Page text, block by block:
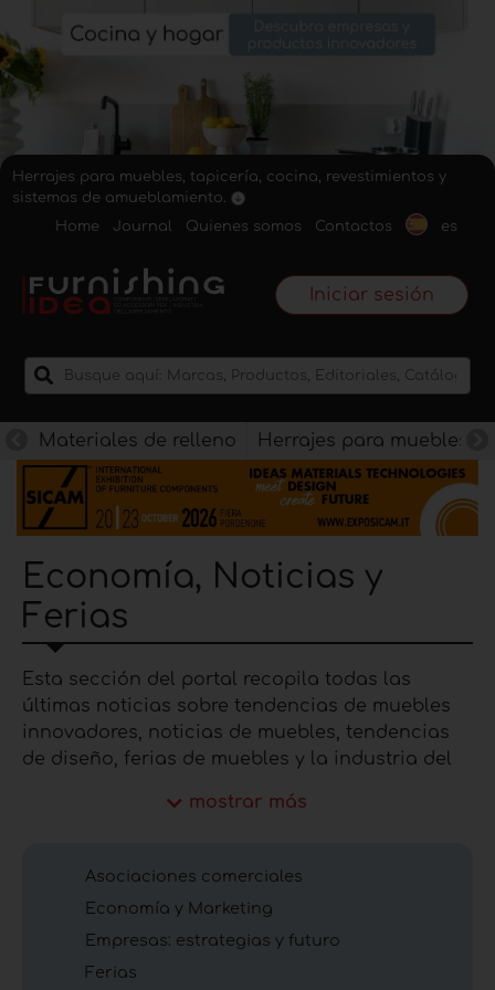
Herrajes para muebles, tapicería, cocina, revestimientos y
sistemas de amueblamiento.
Home
Journal Quienes somos Contactos es
Iniciar sesión
Materiales de relleno Herrajes para muebles
Economía, Noticias y
Ferias
Esta sección del portal recopila todas las
últimas noticias sobre tendencias de muebles
innovadores, noticias de muebles, tendencias
de diseño, ferias de muebles y la industria del
tendencia económica del sector de muebles de
sobre los valores de facturación y las
a Furnishing Idea puedes estar al día de las
novedades en cuanto a la suspensión o
apertura de nuevas ferias del mueble y del
mostrar más
Asociaciones comerciales
Economía y Marketing
Empresas: estrategias y futuro
Ferias